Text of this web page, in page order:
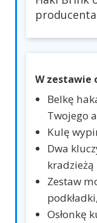
W zestawie
Belkę
Twojego
Kulę
Dwa
kradzieżą
Zestaw
Osłonkę